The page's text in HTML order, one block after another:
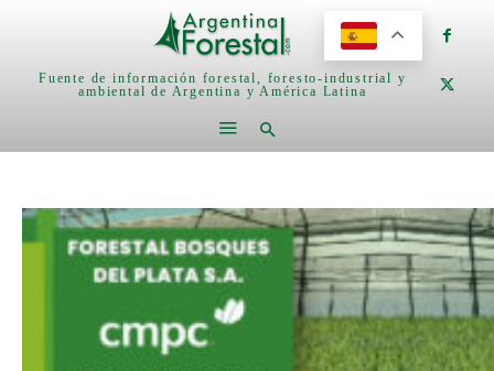
Fuente de información forestal, foresto-industrial y
ambiental de Argentina y América Latina